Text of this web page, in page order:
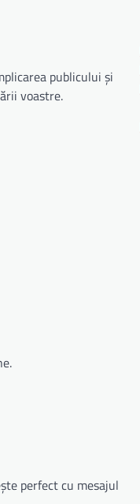
publicului și
voastre.
perfect cu mesajul